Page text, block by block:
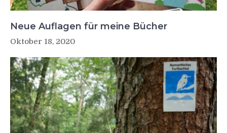
Neue Auflagen für meine Bücher
Oktober 18, 2020